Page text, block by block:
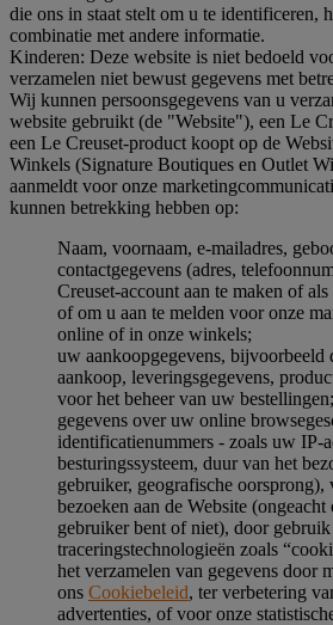
die ons in staat stelt om u te identificeren,
combinatie met andere informatie.
Kinderen: Deze website is niet bedoeld
verzamelen niet bewust gegevens met
Wij kunnen persoonsgegevens van u
website gebruikt (de "Website"), een Le
een Le Creuset-product koopt op de
Winkels (Signature Boutiques en Outlet
aanmeldt voor onze
kunnen betrekking hebben op:
Naam, voornaam, e-mailadres,
contactgegevens (adres,
Creuset-account aan te maken of
of om u aan te melden voor onze
online of in onze winkels;
uw aankoopgegevens, bijvoorbeeld
aankoop, leveringsgegevens,
voor het beheer van uw bestellingen;
gegevens over uw online
identificatienummers - zoals uw IP-
besturingssysteem, duur van het
gebruiker, geografische
bezoeken aan de Website
gebruiker bent of niet), door
traceringstechnologieën zoals
het verzamelen van gegevens door
ons Cookiebeleid, ter verbetering
advertenties, of voor onze